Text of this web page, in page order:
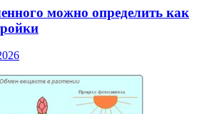
можно определить как